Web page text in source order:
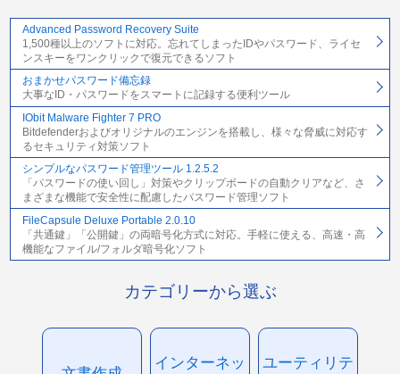
Advanced Password Recovery Suite
1,500種以上のソフトに対応。忘れてしまったIDやパスワード、ライセ
ンスキーをワンクリックで復元できるソフト
おまかせパスワード備忘録
大事なID・パスワードをスマートに記録する便利ツール
IObit Malware Fighter 7 PRO
Bitdefenderおよびオリジナルのエンジンを搭載し、様々な脅威に対応す
るセキュリティ対策ソフト
シンプルなパスワード管理ツール 1.2.5.2
「パスワードの使い回し」対策やクリップボードの自動クリアなど、さ
まざまな機能で安全性に配慮したパスワード管理ソフト
FileCapsule Deluxe Portable 2.0.10
「共通鍵」「公開鍵」の両暗号化方式に対応。手軽に使える、高速・高
機能なファイル/フォルダ暗号化ソフト
カテゴリーから選ぶ
インターネッ
ユーティリテ